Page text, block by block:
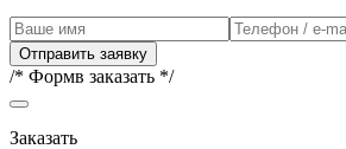
Отправить заявку
/* Формв заказать */
Заказать